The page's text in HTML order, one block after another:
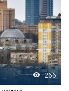
266